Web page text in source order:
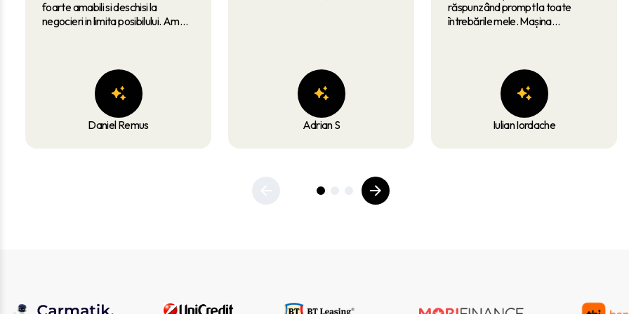
foarte amabili si deschisi la
negocieri in limita posibilului. Am
de iarna ale masinii + 1 plin de
carburant caldou. RECOMAND!
Daniel Remus Adrian S
răspunzând prompt la toate
întrebările mele. Mașina
încredere acest dealer tuturor
celor care caută seriozitate și
servicii de calitate!
Iulian Iordache